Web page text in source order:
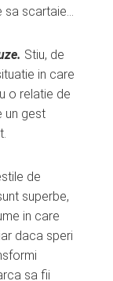
sa scartaie…
Stiu, de
in care
o relatie de
un gest
de
superbe,
in care
daca speri
sa fii